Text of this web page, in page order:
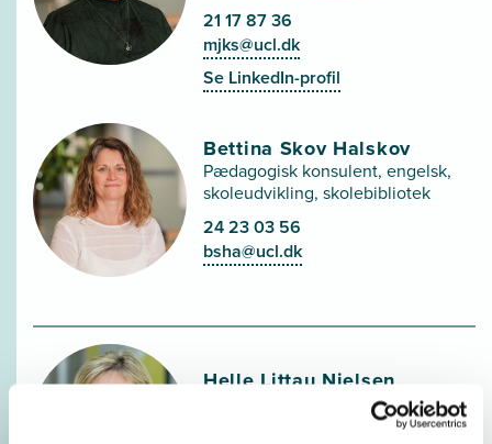
21 17 87 36
mjks@ucl.dk
Se LinkedIn-profil
Bettina Skov Halskov
Pædagogisk konsulent, engelsk,
skoleudvikling, skolebibliotek
24 23 03 56
bsha@ucl.dk
Helle Littau Nielsen